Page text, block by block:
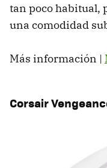
tan poco habitual,
una comodidad
Más información |
Corsair